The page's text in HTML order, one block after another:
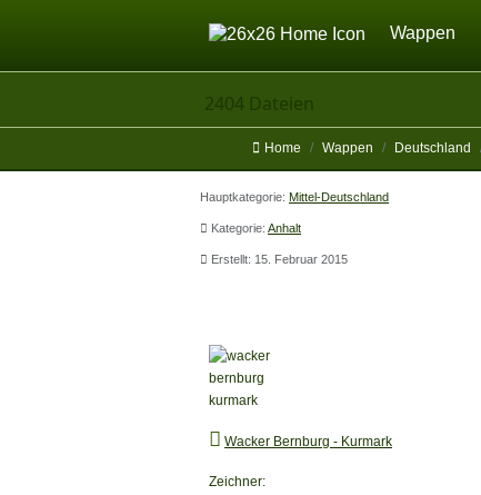
Home
Wappen
2404 Dateien
Home Wappen Deutschland
Hauptkategorie: Mittel-Deutschland
Kategorie: Anhalt
Erstellt: 15. Februar 2015
Wacker Bernburg - Kurmark
Zeichner: